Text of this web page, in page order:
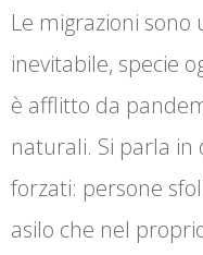
Le migrazioni
inevitabile, specie
è afflitto da
naturali. Si parla in
forzati: persone
asilo che nel